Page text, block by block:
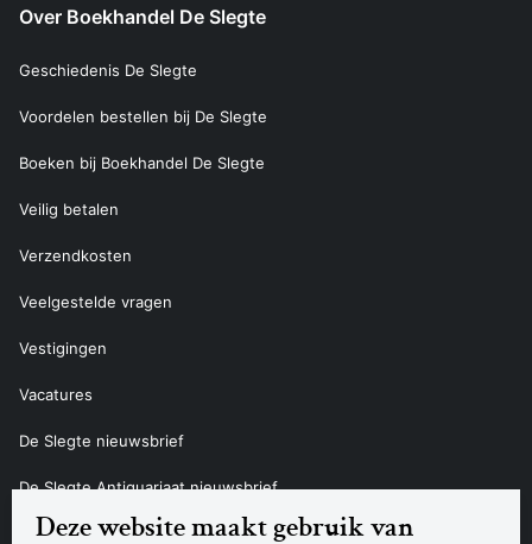
Deze website maakt gebruik van
Over Boekhandel De Slegte
Geschiedenis De Slegte
Voordelen bestellen bij De Slegte
Boeken bij Boekhandel De Slegte
Veilig betalen
Verzendkosten
Veelgestelde vragen
Vestigingen
Vacatures
De Slegte nieuwsbrief
De Slegte Antiquariaat nieuwsbrief
Contact